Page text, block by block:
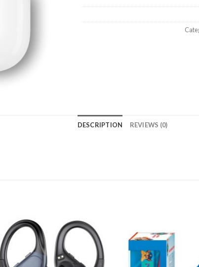
DESCRIPTION REVIEWS (0)